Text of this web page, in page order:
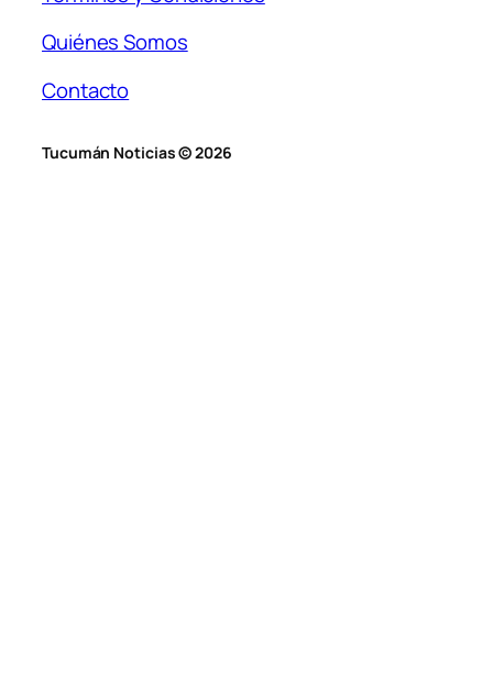
Quiénes Somos
Contacto
Tucumán Noticias © 2026